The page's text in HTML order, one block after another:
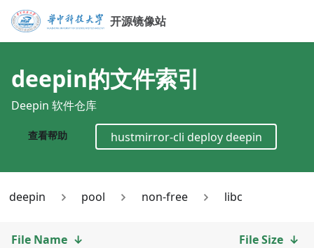
开源镜像站
deepin的文件索引
Deepin 软件仓库
查看帮助 hustmirror-cli deploy deepin
deepin pool non-free libc
File Name ↓ File Size ↓